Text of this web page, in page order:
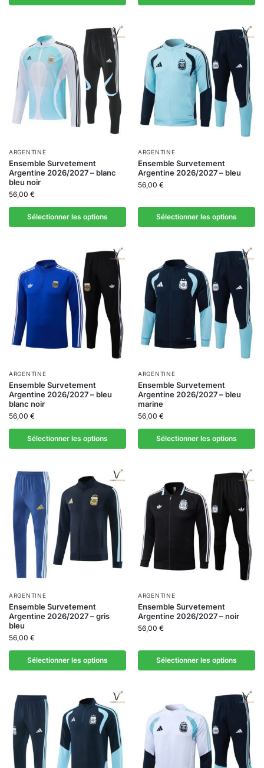
ARGENTINE
Ensemble Survetement
Argentine 2026/2027 – blanc
bleu noir
56,00 €
Sélectionner les options
ARGENTINE
Ensemble Survetement
Argentine 2026/2027 – bleu
56,00 €
Sélectionner les options
ARGENTINE
Ensemble Survetement
Argentine 2026/2027 – bleu
blanc noir
56,00 €
Sélectionner les options
ARGENTINE
Ensemble Survetement
Argentine 2026/2027 – bleu
marine
56,00 €
Sélectionner les options
ARGENTINE
Ensemble Survetement
Argentine 2026/2027 – gris
bleu
56,00 €
Sélectionner les options
ARGENTINE
Ensemble Survetement
Argentine 2026/2027 – noir
56,00 €
Sélectionner les options